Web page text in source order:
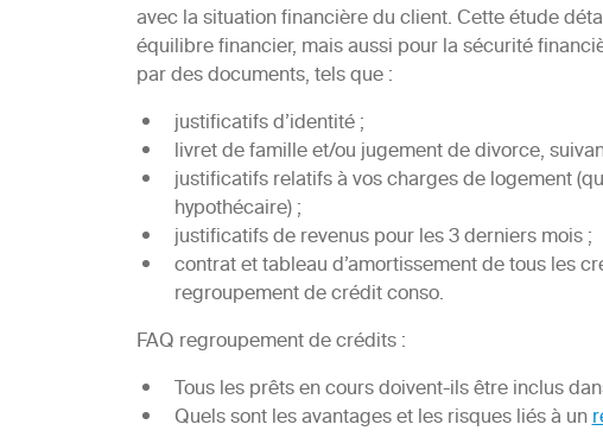
avec la situation financière du client. Cette étude
équilibre financier, mais aussi pour la sécurité
par des documents, tels que :
justificatifs d’identité ;
livret de famille et/ou jugement de divorce,
justificatifs relatifs à vos charges de logement
hypothécaire) ;
justificatifs de revenus pour les 3 derniers mois ;
contrat et tableau d’amortissement de tous les
regroupement de crédit conso.
FAQ regroupement de crédits :
Tous les prêts en cours doivent-ils être inclus
Quels sont les avantages et les risques liés à un